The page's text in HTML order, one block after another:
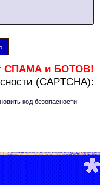
СПАМА и БОТОВ!
(CAPTCHA):